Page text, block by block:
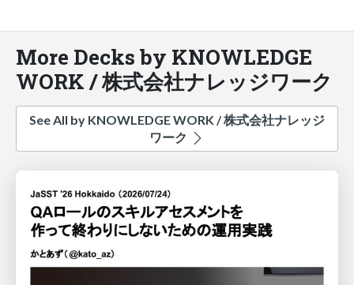
More Decks by KNOWLEDGE
WORK / 株式会社ナレッジワーク
See All by KNOWLEDGE WORK / 株式会社ナレッジ
ワーク